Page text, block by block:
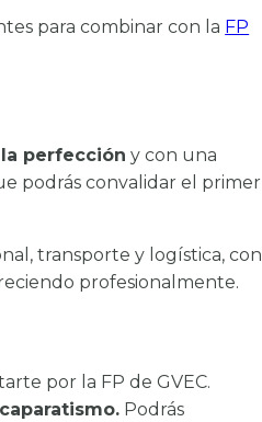
para combinar con la FP
perfección y con una
podrás convalidar el primer
transporte y logística, con
profesionalmente.
por la FP de GVEC.
Podrás